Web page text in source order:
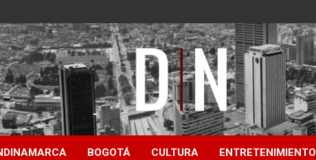
Diámetro Noticias
BOGOTÁ CULTURA ENTRETENIMIENTO